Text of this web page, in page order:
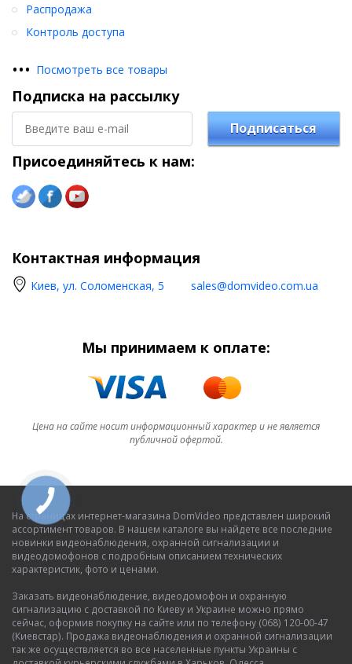
Распродажа
Контроль доступа
••• Посмотреть все товары
Подписка на рассылку
Подписаться
Присоединяйтесь к нам:
Контактная информация
Киев, ул. Соломенская, 5 sales@domvideo.com.ua
Мы принимаем к оплате:
Цена на сайте носит информационный характер и не является
публичной офертой.
На страницах интернет-магазина DomVideo представлен широкий
ассортимент товаров. В нашем каталоге вы найдете все последние
новинки видеонаблюдения, охранной сигнализации и
видеодомофонов с подробным описанием технических
характеристик, фото и ценами.
Заказать видеонаблюдение, видеодомофон и охранную
сигнализацию с доставкой по Киеву и Украине можно прямо
сейчас, оформив покупку на сайте или по телефону (068) 120-00-47
(Киевстар). Продажа видеонаблюдения и охранной сигнализации
так же осуществляется во все населенные пункты Украины с